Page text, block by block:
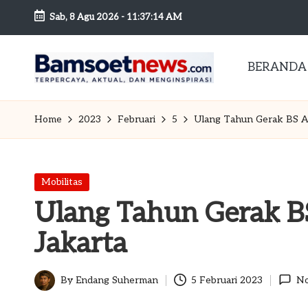
Skip
content
Sab, 8 Agu 2026 - 11:37:16 AM
B
a
s
o
et
n
dan
Mobilitas
BERANDA
Home 2023 Februari 5 Ulang Tahun Gerak BS
Posted
Mobilitas
Ulang Tahun Gerak
Jakarta
Posted
ByEndang Suherman 5 Februari 2023